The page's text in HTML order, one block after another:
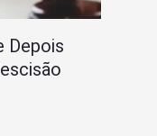
Depois